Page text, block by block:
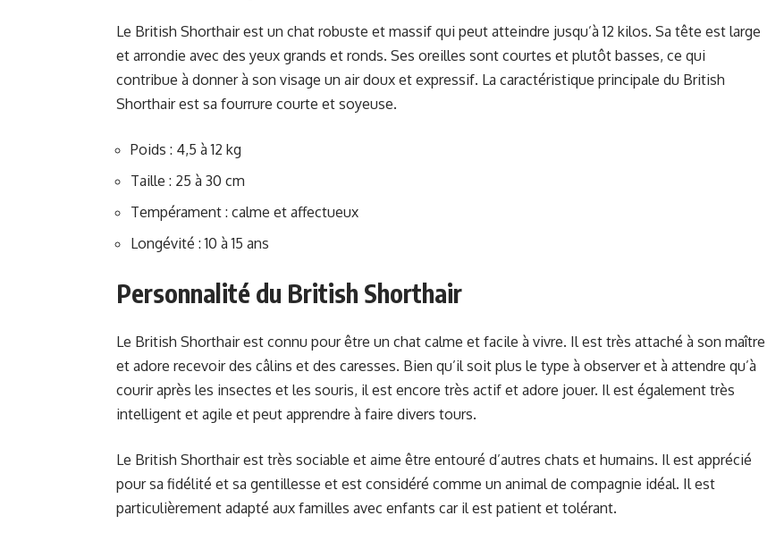
Le British Shorthair est un chat robuste et massif qui peut atteindre jusqu’à 12 kilos. Sa tête est large
et arrondie avec des yeux grands et ronds. Ses oreilles sont courtes et plutôt basses, ce qui
contribue à donner à son visage un air doux et expressif. La caractéristique principale du British
Shorthair est sa fourrure courte et soyeuse.
Poids : 4,5 à 12 kg
Taille : 25 à 30 cm
Tempérament : calme et affectueux
Longévité : 10 à 15 ans
Personnalité du British Shorthair
Le British Shorthair est connu pour être un chat calme et facile à vivre. Il est très attaché à son maître
et adore recevoir des câlins et des caresses. Bien qu’il soit plus le type à observer et à attendre qu’à
courir après les insectes et les souris, il est encore très actif et adore jouer. Il est également très
intelligent et agile et peut apprendre à faire divers tours.
Le British Shorthair est très sociable et aime être entouré d’autres chats et humains. Il est apprécié
pour sa fidélité et sa gentillesse et est considéré comme un animal de compagnie idéal. Il est
particulièrement adapté aux familles avec enfants car il est patient et tolérant.